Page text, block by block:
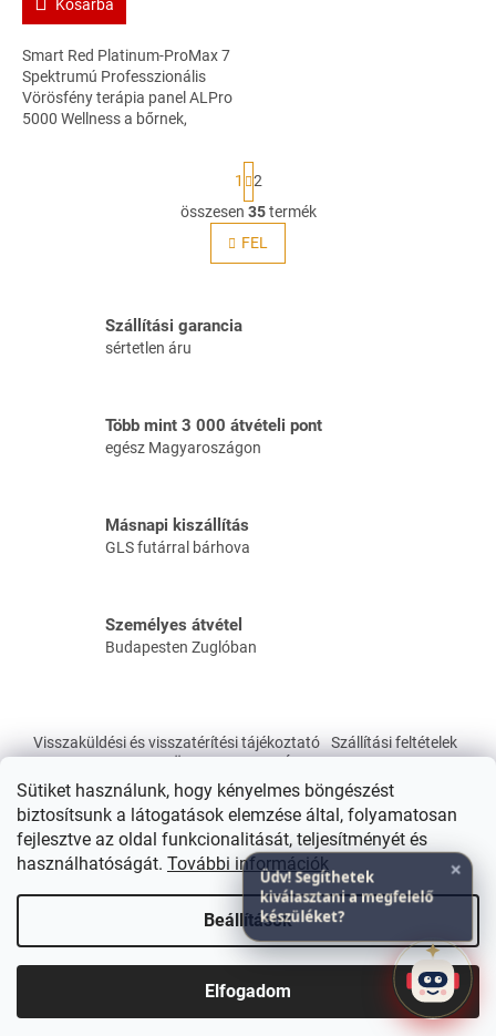
Sütiket használunk, hogy kényelmes böngészést
biztosítsunk a látogatások elemzése által, folyamatosan
fejlesztve az oldal funkcionalitását, teljesítményét és
használhatóságát. További információk
Beállítások
Elfogadom
Bemutatóterem Budapesten, Zuglóban! Szaktudás Irodaház
Terápia és Egészségpont 1143.Bp. Erzsébet királyné út 36/B 1.em.
Kosárba
Smart Red Platinum-ProMax 7
Spektrumú Professzionális
Vörösfény terápia panel ALPro
5000 Wellness a bőrnek,
L
i
s
í
t
e
l
e
L
a
p
o
z
á
1
2
összesen 35termék
FEL
Szállítási garancia
sértetlen áru
Több mint 3 000 átvételi pont
egész Magyaroszágon
Másnapi kiszállítás
GLS futárral bárhova
Személyes átvétel
Budapesten Zuglóban
b
Visszaküldési és visszatérítési tájékoztató
Szállítási feltételek
Shoptet készítette
ActiveLight - Smart Laser - Gyógyfénylámpa
. Minden jog fenntartva.
×
Üdv! Segíthetek
kiválasztani a megfelelő
készüléket?